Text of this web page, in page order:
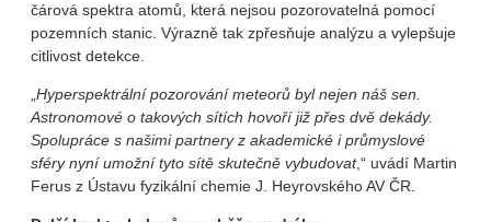
čárová spektra atomů, která nejsou pozorovatelná pomocí
pozemních stanic. Výrazně tak zpřesňuje analýzu a vylepšuje
citlivost detekce.
„Hyperspektrální pozorování meteorů byl nejen náš sen.
Astronomové o takových sítích hovoří již přes dvě dekády.
Spolupráce s našimi partnery z akademické i průmyslové
sféry nyní umožní tyto sítě skutečně vybudovat,“ uvádí Martin
Ferus z Ústavu fyzikální chemie J. Heyrovského AV ČR.